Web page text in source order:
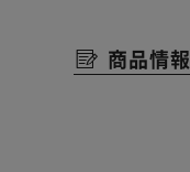
商品情報